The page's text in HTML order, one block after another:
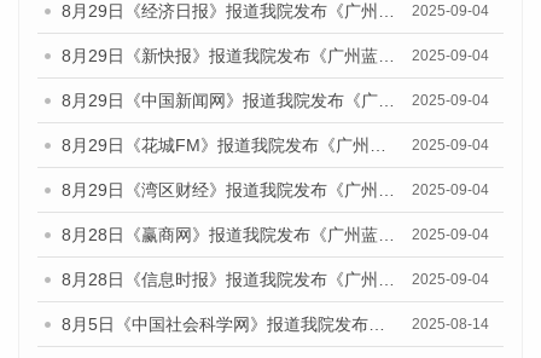
8月29日《经济日报》报道我院发布《广州蓝皮书：广州国际商贸中心发展报告（2025）》的媒体文章 2025-09-04
8月29日《新快报》报道我院发布《广州蓝皮书：广州国际商贸中心发展报告（2025）》的媒体文章 2025-09-04
8月29日《中国新闻网》报道我院发布《广州蓝皮书：广州国际商贸中心发展报告（2025）》的媒体文章 2025-09-04
8月29日《花城FM》报道我院发布《广州蓝皮书：广州国际商贸中心发展报告（2025）》的媒体文章 2025-09-04
8月29日《湾区财经》报道我院发布《广州蓝皮书：广州国际商贸中心发展报告（2025）》的媒体文章 2025-09-04
8月28日《赢商网》报道我院发布《广州蓝皮书：广州国际商贸中心发展报告（2025）》的媒体文章 2025-09-04
8月28日《信息时报》报道我院发布《广州蓝皮书：广州国际商贸中心发展报告（2025）》的媒体文章 2025-09-04
8月5日《中国社会科学网》报道我院发布《广州蓝皮书：广州城乡融合发展报告（2025）》的媒体文章 2025-08-14